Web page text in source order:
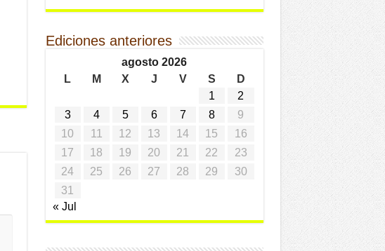
Ediciones anteriores
agosto 2026
L
M X J V S
D
1
2
3
4 5 6 7 8
9
10
11 12 13 14 15
16
17
18 19 20 21 22
23
24
25 26 27 28 29
30
31
« Jul